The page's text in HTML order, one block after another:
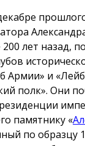
лет назад,
Армии» и
полк». Они
памятнику «
по образцу